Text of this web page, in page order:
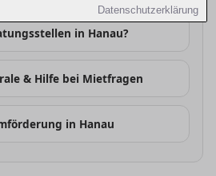
Datenschutzerklärung
in Hanau?
& Hilfe bei Mietfragen
in Hanau